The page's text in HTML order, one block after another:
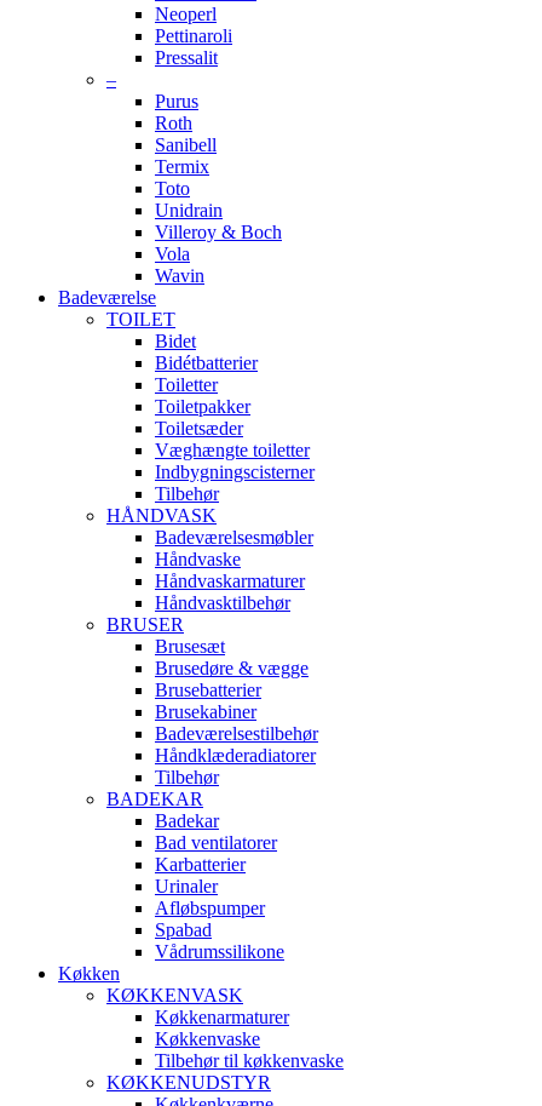
Neoperl
Pettinaroli
Pressalit
–
Purus
Roth
Sanibell
Termix
Toto
Unidrain
Villeroy & Boch
Vola
Wavin
Badeværelse
TOILET
Bidet
Bidétbatterier
Toiletter
Toiletpakker
Toiletsæder
Væghængte toiletter
Indbygningscisterner
Tilbehør
HÅNDVASK
Badeværelsesmøbler
Håndvaske
Håndvaskarmaturer
Håndvasktilbehør
BRUSER
Brusesæt
Brusedøre & vægge
Brusebatterier
Brusekabiner
Badeværelsestilbehør
Håndklæderadiatorer
Tilbehør
BADEKAR
Badekar
Bad ventilatorer
Karbatterier
Urinaler
Afløbspumper
Spabad
Vådrumssilikone
Køkken
KØKKENVASK
Køkkenarmaturer
Køkkenvaske
Tilbehør til køkkenvaske
KØKKENUDSTYR